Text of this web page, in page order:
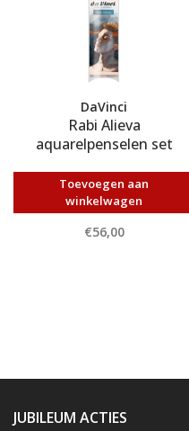
DaVinci
Rabi Alieva
aquarelpenselen set
Toevoegen aan
winkelwagen
€56,00
JUBILEUM ACTIES